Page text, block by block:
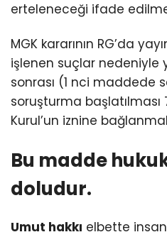
erteleneceği ifade
MGK kararının RG’da
işlenen suçlar nedeniyle
sonrası (1 nci maddede
soruşturma
Kurul’un iznine
Bu madde
doludur.
Umut hakkı elbette insan